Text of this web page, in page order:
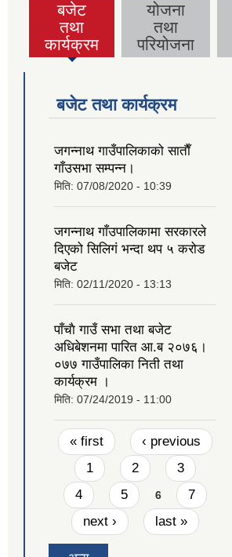
बजेट
तथा
कार्यक्रम
(active
tab)
योजना
तथा
परियोजना
बजेट तथा कार्यक्रम
जगन्नाथ गाउँपालिकाको साताैँ
गाँउसभा सम्पन्न।
मिति: 07/08/2020 - 10:39
जगन्नाथ गाँउपालिकामा सरकारले
दिएको सिलिगं भन्दा थप ५ करोड
बजेट
मिति: 02/11/2020 - 13:13
पाँचाै गाउँ सभा तथा बजेट
अधिबेशनमा पारित आ.ब २०७६।
०७७ गाउँपालिका निती तथा
कार्यक्रम ।
मिति: 07/24/2019 - 11:00
Pages
« first
‹ previous
1
2
3
4
5 6
7
next ›
last »